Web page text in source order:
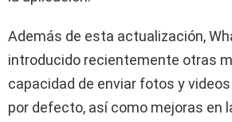
Además de esta actualización,
introducido recientemente otras
capacidad de enviar fotos y
por defecto, así como mejoras en